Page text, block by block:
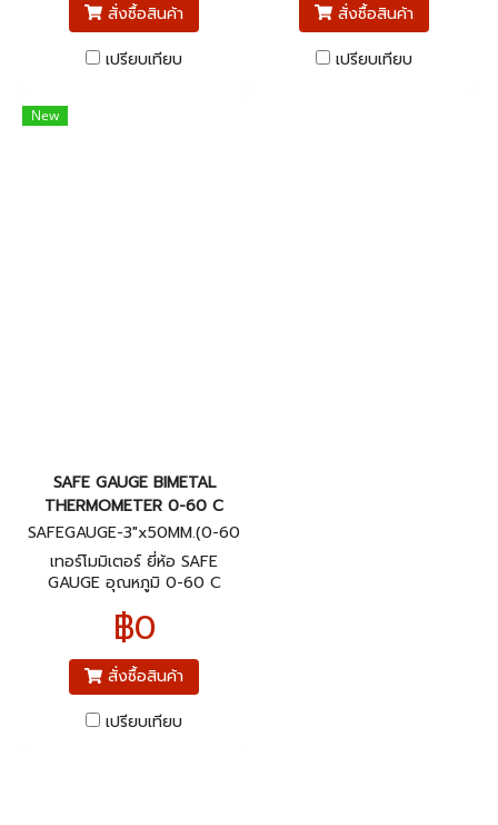
สั่งซื้อสินค้า
เปรียบเทียบ
สั่งซื้อสินค้า
เปรียบเทียบ
New
SAFE GAUGE BIMETAL
THERMOMETER 0-60 C
SAFEGAUGE-3"x50MM.(0-60
C)BACK
เทอร์โมมิเตอร์ ยี่ห้อ SAFE
GAUGE อุณหภูมิ 0-60 C
เกลียวออกหลัง 1/2"NPT
฿0
สั่งซื้อสินค้า
เปรียบเทียบ